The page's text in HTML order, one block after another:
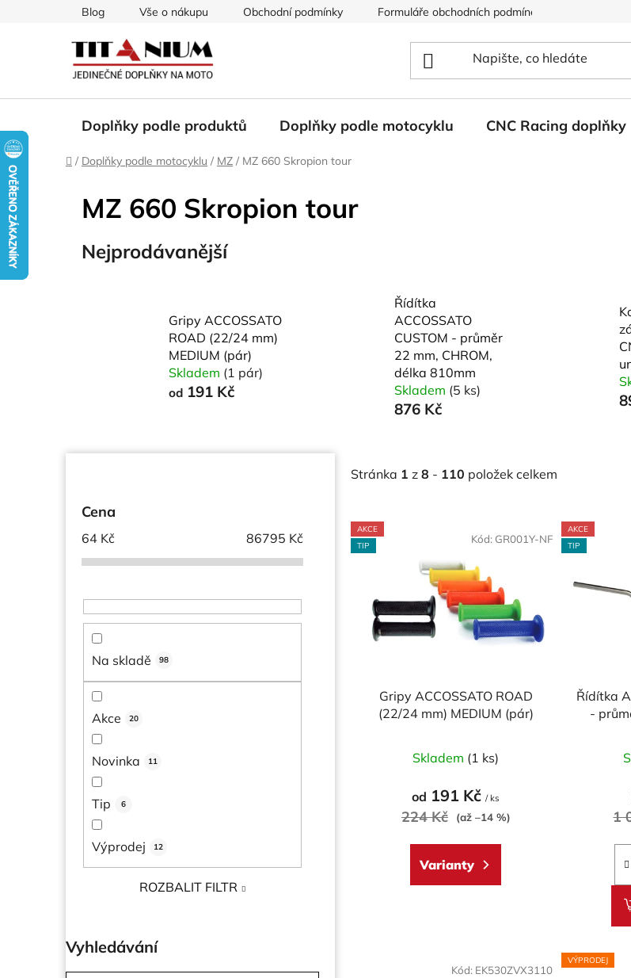
Blog Vše o nákupu Obchodní podmínky Formuláře obchodních podmínek
Doplňky podle produktů Doplňky podle motocyklu CNC Racing doplňky
Domů
/ Doplňky podle motocyklu / MZ / MZ 660 Skropion tour
MZ 660 Skropion tour
Nejprodávanější
Gripy ACCOSSATO
ROAD (22/24 mm)
MEDIUM (pár)
Skladem (1 pár)
od 191 Kč
Řídítka
ACCOSSATO
CUSTOM - průměr
22 mm, CHROM,
délka 810mm
Skladem (5 ks)
876 Kč
Cena
64 Kč 86795 Kč
Na skladě 98
Akce 20
Novinka 11
Tip 6
Výprodej 12
ROZBALIT FILTR
Vyhledávání
Stránka 1 z 8 - 110 položek celkem
V
ý
AKCE
TIP
Gripy ACCOSSATO ROAD
(22/24 mm) MEDIUM (pár)
hodnocení
produktu
5
Skladem (1 ks)
od 191 Kč/ ks
224 Kč (až –14 %)
Varianty
Kód: GR001Y-NF
AKCE
TIP
Řídítka
-
1
Kód: EK530ZVX3110
VÝPRODEJ